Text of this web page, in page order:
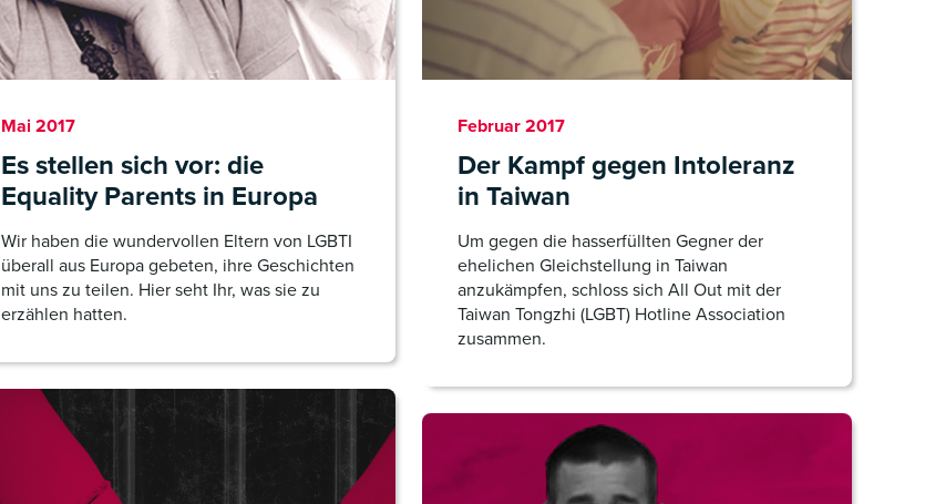
Mai 2017
Es stellen sich vor: die
Equality Parents in Europa
Wir haben die wundervollen Eltern von LGBTI
überall aus Europa gebeten, ihre Geschichten
mit uns zu teilen. Hier seht Ihr, was sie zu
erzählen hatten.
Februar 2017
Der Kampf gegen Intoleranz
in Taiwan
Um gegen die hasserfüllten Gegner der
ehelichen Gleichstellung in Taiwan
anzukämpfen, schloss sich All Out mit der
Taiwan Tongzhi (LGBT) Hotline Association
zusammen.